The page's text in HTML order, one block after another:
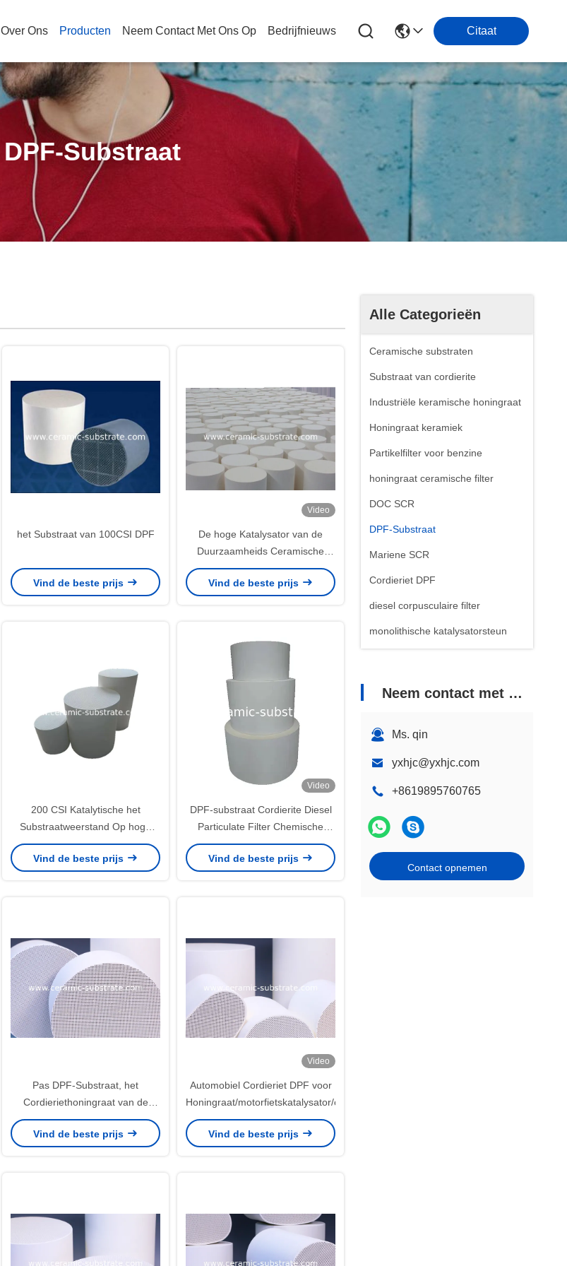
Over Ons Producten Neem Contact Met Ons Op Bedrijfnieuws Citaat
DPF-Substraat
Alle Categorieën
Ceramische substraten
Substraat van cordierite
Industriële keramische honingraat
Honingraat keramiek
Partikelfilter voor benzine
honingraat ceramische filter
DOC SCR
DPF-Substraat
Mariene SCR
Cordieriet DPF
diesel corpusculaire filter
monolithische katalysatorsteun
Neem contact met ons op
Ms. qin
yxhjc@yxhjc.com
+8619895760765
Contact opnemen
het Substraat van 100CSI DPF
Vind de beste prijs
Video
De hoge Katalysator van de
Duurzaamheids Ceramische
Honingraat voor Roetfilter
Vind de beste prijs
200 CSI Katalytische het
Substraatweerstand Op hoge
temperatuur van de Deeltjesfilter
DPF
Vind de beste prijs
Video
DPF-substraat Cordierite Diesel
Particulate Filter Chemische
corrosiebestendigheid
Vind de beste prijs
Pas DPF-Substraat, het
Cordieriethoningraat van de
Motorfietskatalysator aan
Vind de beste prijs
Video
Automobiel Cordieriet DPF voor
Honingraat/motorfietskatalysator/cordieriethoningraat
Vind de beste prijs